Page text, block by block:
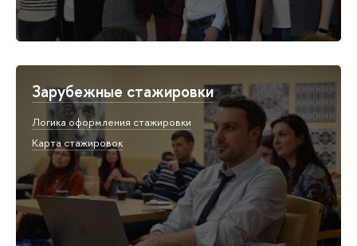
Зарубежные стажировки
Логика оформления стажировки
Карта стажировок